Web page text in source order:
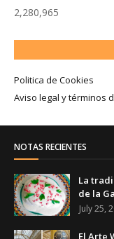
2,280,965
Politica de Cookies
Aviso legal y términos
NOTAS RECIENTES
La
de la
July 25,
El Arte